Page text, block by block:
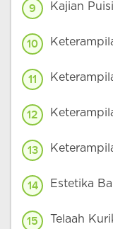
9 Kajian Puisi
10
11
12
13
14 Estetika
15 Telaah